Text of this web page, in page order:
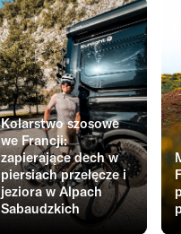
Kolarstwo szosowe
we Francji:
zapierające dech w
piersiach przełęcze i
jeziora w Alpach
Sabaudzkich